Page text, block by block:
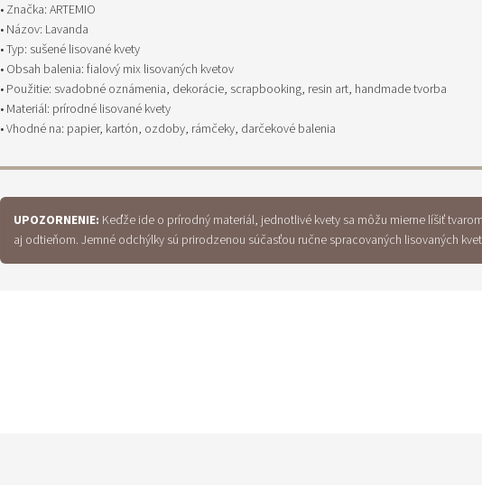
• Značka: ARTEMIO
• Názov: Lavanda
• Typ: sušené lisované kvety
• Obsah balenia: fialový mix lisovaných kvetov
• Použitie: svadobné oznámenia, dekorácie, scrapbooking, resin art, handmade tvorba
• Materiál: prírodné lisované kvety
• Vhodné na: papier, kartón, ozdoby, rámčeky, darčekové balenia
UPOZORNENIE: Keďže ide o prírodný materiál, jednotlivé kvety sa môžu mierne líšiť
aj odtieňom. Jemné odchýlky sú prirodzenou súčasťou ručne spracovaných lisovaných